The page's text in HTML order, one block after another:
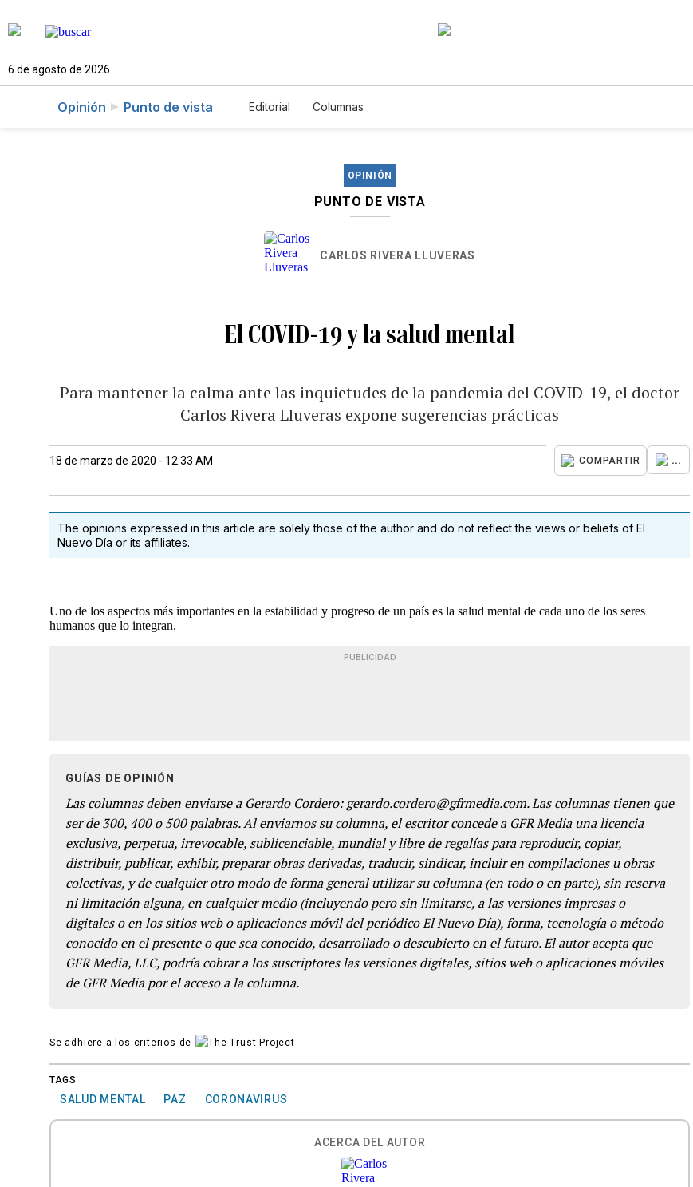
6 de agosto de 2026
Opinión Punto de vista Editorial Columnas
OPINIÓN
PUNTO DE VISTA
CARLOS RIVERA LLUVERAS
El COVID-19 y la salud mental
Para mantener la calma ante las inquietudes de la pandemia del COVID-19, el doctor
Carlos Rivera Lluveras expone sugerencias prácticas
18 de marzo de 2020 - 12:33 AM COMPARTIR ...
The opinions expressed in this article are solely those of the author and do not reflect the views or beliefs of El
Nuevo Día or its affiliates.
Uno de los aspectos más importantes en la estabilidad y progreso de un país es la salud mental de cada uno de los seres
humanos que lo integran.
PUBLICIDAD
GUÍAS DE OPINIÓN
Las columnas deben enviarse a Gerardo Cordero: gerardo.cordero@gfrmedia.com. Las columnas tienen que
ser de 300, 400 o 500 palabras. Al enviarnos su columna, el escritor concede a GFR Media una licencia
exclusiva, perpetua, irrevocable, sublicenciable, mundial y libre de regalías para reproducir, copiar,
distribuir, publicar, exhibir, preparar obras derivadas, traducir, sindicar, incluir en compilaciones u obras
colectivas, y de cualquier otro modo de forma general utilizar su columna (en todo o en parte), sin reserva
ni limitación alguna, en cualquier medio (incluyendo pero sin limitarse, a las versiones impresas o
digitales o en los sitios web o aplicaciones móvil del periódico El Nuevo Día), forma, tecnología o método
conocido en el presente o que sea conocido, desarrollado o descubierto en el futuro. El autor acepta que
GFR Media, LLC, podría cobrar a los suscriptores las versiones digitales, sitios web o aplicaciones móviles
de GFR Media por el acceso a la columna.
Se adhiere a los criterios de
TAGS
SALUD MENTAL PAZ CORONAVIRUS
ACERCA DEL AUTOR